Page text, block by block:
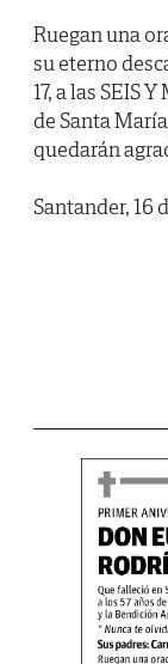
Ruegan una
su eterno
17, a las SEIS
de Santa
quedarán
Santander, 16